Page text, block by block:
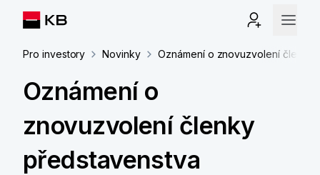
Pro investory Novinky Oznámení o znovuzvolení členky
Oznámení o
znovuzvolení členky
představenstva